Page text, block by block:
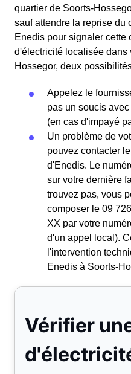
quartier de Soorts-
sauf attendre la reprise du
Enedis pour signaler cette
d'électricité localisée dans
Hossegor, deux
Appelez le
pas un soucis
(en cas d'impayé
Un problème de
pouvez contacter
d'Enedis. Le
sur votre dernière
trouvez pas, vous
composer le 09
XX par votre
d'un appel local).
l'intervention
Enedis à Soorts-